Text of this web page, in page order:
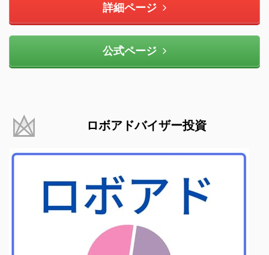
詳細ページ
公式ページ
ロボアドバイザー投資